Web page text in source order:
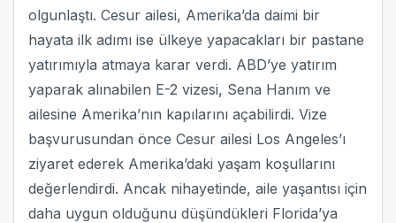
olgunlaştı. Cesur ailesi, Amerika’da daimi bir
hayata ilk adımı ise ülkeye yapacakları bir pastane
yatırımıyla atmaya karar verdi. ABD’ye yatırım
yaparak alınabilen E-2 vizesi, Sena Hanım ve
ailesine Amerika’nın kapılarını açabilirdi. Vize
başvurusundan önce Cesur ailesi Los Angeles’ı
ziyaret ederek Amerika’daki yaşam koşullarını
değerlendirdi. Ancak nihayetinde, aile yaşantısı için
daha uygun olduğunu düşündükleri Florida’ya